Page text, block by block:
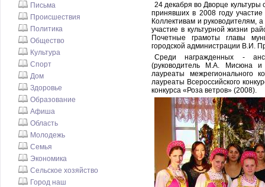
Письма
Происшествия
Политика
Общество
Культура
Спорт
Дом
Здоровье
Образование
Афиша
Область
Молодежь
Семья
Экономика
Сельское хозяйство
Город наш
24 декабря во Дворце культуры
принявших в 2008 году
Коллективам и руководителям,
участие в культурной жизни
Почетные грамоты главы
городской администрации В.И.
Среди награжденных -
(руководитель М.А. Мисюна
лауреаты межрегионального
лауреаты Всероссийского
конкурса «Роза ветров» (2008).